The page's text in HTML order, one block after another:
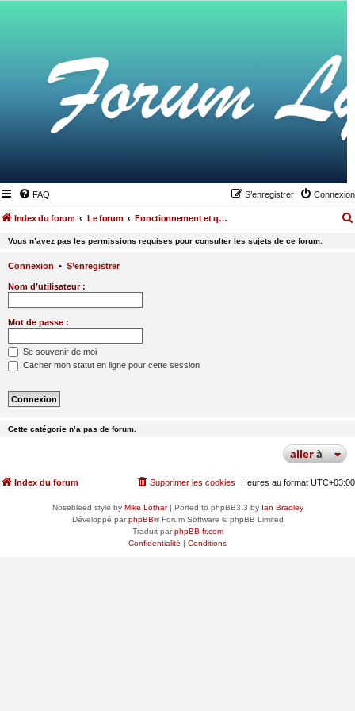
FAQ Connexion
S’enregistrer
Index du forum Le forum Fonctionnement et questions autour du Forum Lyme Francophone
Vous n’avez pas les permissions requises pour consulter les sujets de ce forum.
Connexion • S’enregistrer
Nom d’utilisateur :
Mot de passe :
Se souvenir de moi
Cacher mon statut en ligne pour cette session
Cette catégorie n’a pas de forum.
allerà
Index du forum Heures au format UTC+03:00
Supprimer les cookies
Nosebleed style by Mike Lothar| Ported to phpBB3.3 by Ian Bradley
Développé parphpBB® Forum Software © phpBB Limited
Traduit parphpBB-fr.com
Confidentialité | Conditions